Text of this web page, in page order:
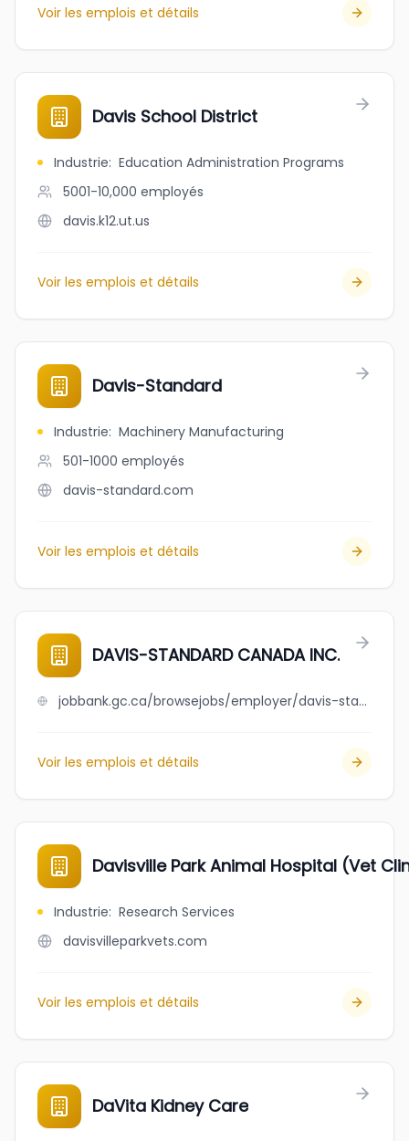
Voir les emplois et détails
Davis School District
Industrie: Education Administration Programs
5001-10,000 employés
davis.k12.ut.us
Voir les emplois et détails
Davis-Standard
Industrie: Machinery Manufacturing
501-1000 employés
davis-standard.com
Voir les emplois et détails
DAVIS-STANDARD CANADA INC.
jobbank.gc.ca/browsejobs/employer/davis-standard+canada+inc./ca
Voir les emplois et détails
Davisville Park Animal Hospital (Vet
Industrie: Research Services
davisvilleparkvets.com
Voir les emplois et détails
DaVita Kidney Care